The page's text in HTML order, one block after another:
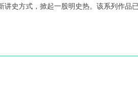
史方式，掀起一股明史热。该系列作品